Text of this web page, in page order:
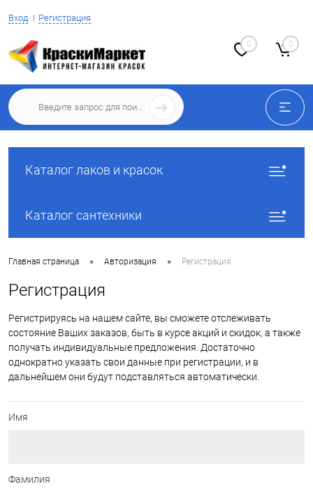
Вход Регистрация
0 0
Каталог лаков и красок
Каталог сантехники
Главная страница • Авторизация • Регистрация
Регистрация
Регистрируясь на нашем сайте, вы сможете отслеживать
состояние Ваших заказов, быть в курсе акций и скидок, а также
получать индивидуальные предложения. Достаточно
однократно указать свои данные при регистрации, и в
дальнейшем они будут подставляться автоматически.
Имя
Фамилия